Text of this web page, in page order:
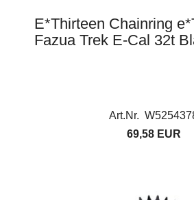
E*Thirteen Chainring
Fazua Trek E-Cal 32t
Art.Nr.
69,58 EUR